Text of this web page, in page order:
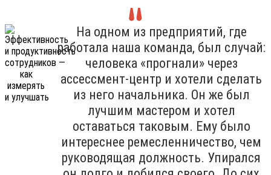
На одном из предприятий, где
работала наша команда, был случай:
человека «прогнали» через
ассессмент-центр и хотели сделать
из него начальника. Он же был
лучшим мастером и хотел
оставаться таковым. Ему было
интереснее ремесленничество, чем
руководящая должность. Упирался